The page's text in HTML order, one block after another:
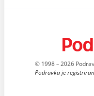
© 1998 – 2026
Podravka je